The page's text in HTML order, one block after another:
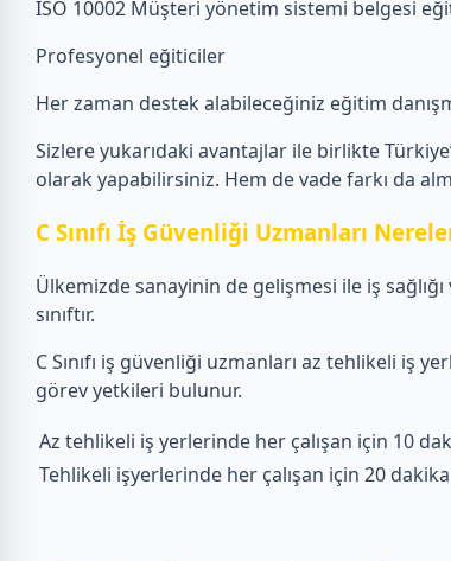
İSO 10002 Müşteri yönetim sistemi belgesi
Profesyonel eğiticiler
Her zaman destek alabileceğiniz eğitim
Sizlere yukarıdaki avantajlar ile birlikte
olarak yapabilirsiniz. Hem de vade farkı da
C Sınıfı İş Güvenliği Uzmanları
Ülkemizde sanayinin de gelişmesi ile iş
sınıftır.
C Sınıfı iş güvenliği uzmanları az tehlikeli iş
görev yetkileri bulunur.
Az tehlikeli iş yerlerinde her çalışan için 10
Tehlikeli işyerlerinde her çalışan için 20